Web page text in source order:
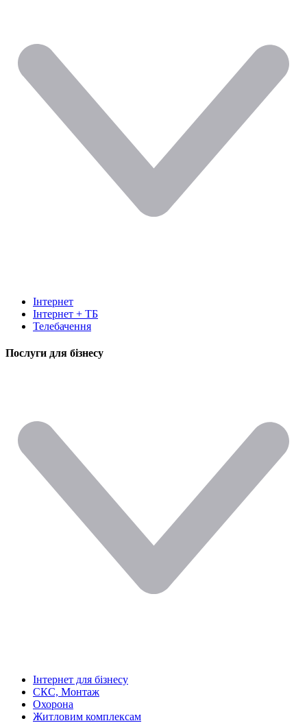
Інтернет
Інтернет + ТБ
Телебачення
Послуги для бізнесу
Інтернет для бізнесу
СКС, Монтаж
Охорона
Житловим комплексам